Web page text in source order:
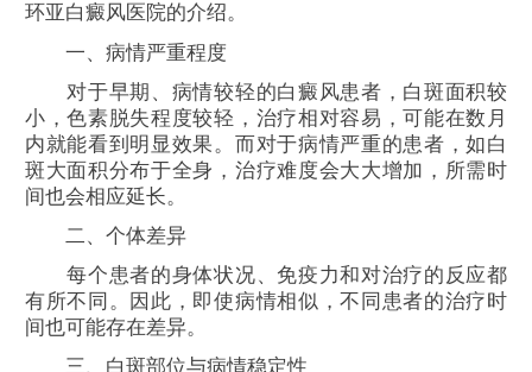
环亚白癜风医院的介绍。
一、病情严重程度
对于早期、病情较轻的白癜风患者，白斑面积较
小，色素脱失程度较轻，治疗相对容易，可能在数月
内就能看到明显效果。而对于病情严重的患者，如白
斑大面积分布于全身，治疗难度会大大增加，所需时
间也会相应延长。
二、个体差异
每个患者的身体状况、免疫力和对治疗的反应都
有所不同。因此，即使病情相似，不同患者的治疗时
间也可能存在差异。
三、白斑部位与病情稳定性